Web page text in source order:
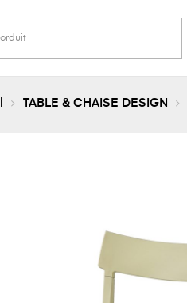
TABLE & CHAISE DESIGN